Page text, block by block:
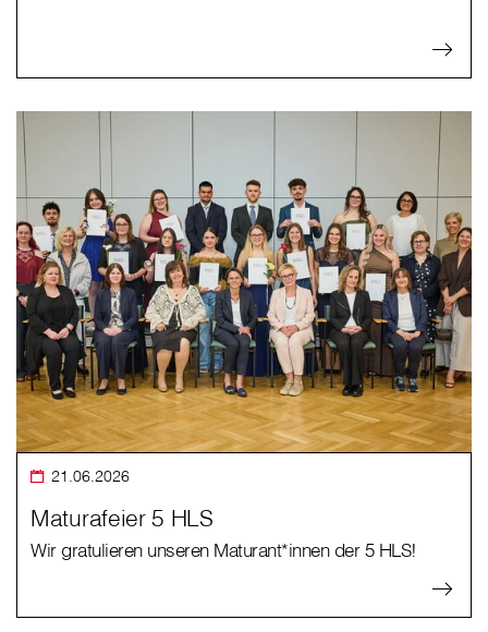
21.06.2026
Maturafeier 5 HLS
Wir gratulieren unseren Maturant*innen der 5 HLS!